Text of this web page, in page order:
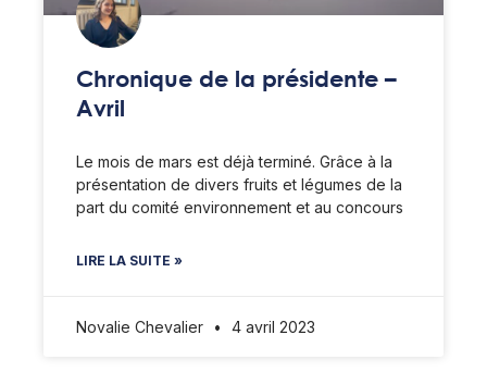
Chronique de la présidente –
Avril
Le mois de mars est déjà terminé. Grâce à la
présentation de divers fruits et légumes de la
part du comité environnement et au concours
LIRE LA SUITE »
Novalie Chevalier 4 avril 2023